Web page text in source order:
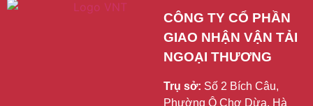
CÔNG TY CỔ PHẦN
GIAO NHẬN VẬN TẢI
NGOẠI THƯƠNG
Trụ sở: Số 2 Bích Câu,
Phường Ô Chợ Dừa, Hà